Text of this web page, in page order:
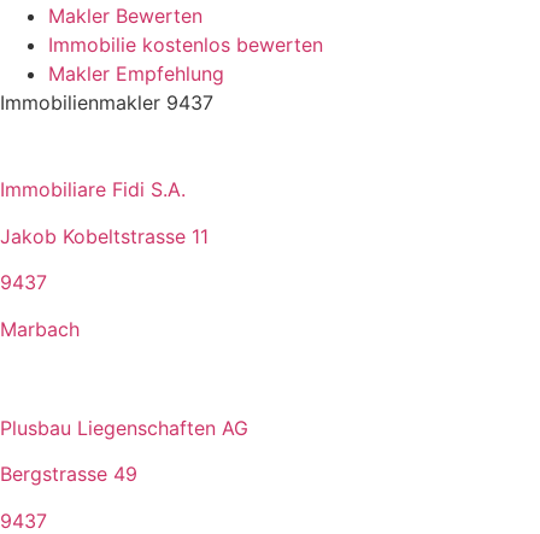
Makler Bewerten
Immobilie kostenlos bewerten
Makler Empfehlung
Immobilienmakler 9437
Immobiliare Fidi S.A.
Jakob Kobeltstrasse 11
9437
Marbach
Plusbau Liegenschaften AG
Bergstrasse 49
9437